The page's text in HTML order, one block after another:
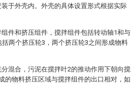
于外壳内。外壳的具体设置形式根据实际
件和挤压组件，搅拌组件包括转动轴1和与
两个挤压轮3，两个挤压轮3之间形成物料
混合，污泥在搅拌叶2的推动作用下朝向搅
的物料挤压区域与搅拌组件的出口相对，如